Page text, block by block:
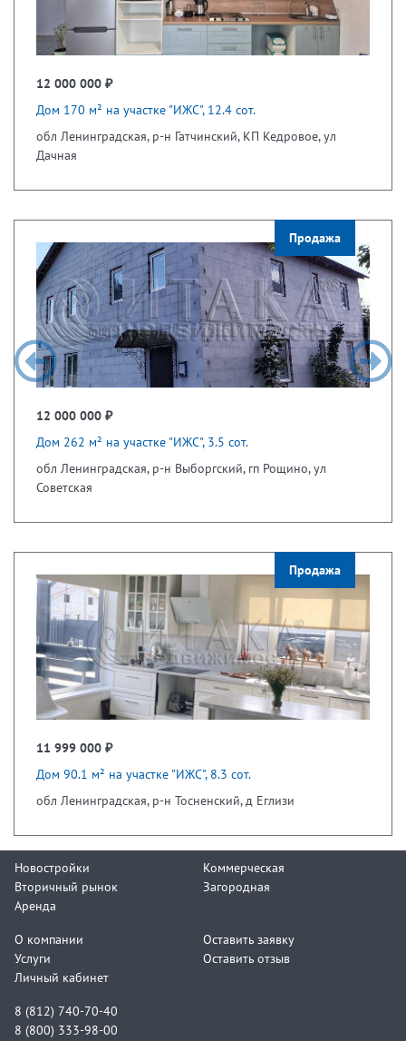
12 000 000 ₽
Дом 170 м² на участке "ИЖС", 12.4 сот.
обл Ленинградская, р-н Гатчинский, КП Кедровое, ул
Дачная
Продажа
12 000 000 ₽
Дом 262 м² на участке "ИЖС", 3.5 сот.
обл Ленинградская, р-н Выборгский, гп Рощино, ул
Советская
Продажа
11 999 000 ₽
Дом 90.1 м² на участке "ИЖС", 8.3 сот.
обл Ленинградская, р-н Тосненский, д Еглизи
Новостройки
Вторичный рынок
Аренда
Коммерческая
Загородная
О компании
Услуги
Личный кабинет
Оставить заявку
Оставить отзыв
8 (812) 740-70-40
8 (800) 333-98-00